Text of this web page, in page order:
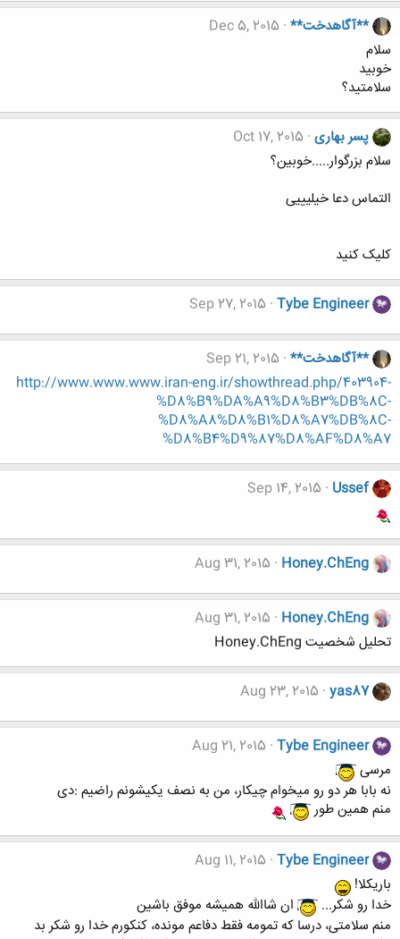
**آگاهدخت** Dec 5, 2015
سلام
خوبید
سلامتید؟
پسر بهاری Oct 17, 2015
سلام بزرگوار.....خوبین؟
التماس دعا خیلیییی
کلیک کنید
Tybe Engineer
Sep 27, 2015
**آگاهدخت** Sep 21, 2015
http://www.www.www.iran-eng.ir/showthread.php/403904-
%D8%B9%DA%A9%D8%B3%DB%8C-
%D8%A8%D8%B1%D8%A7%DB%8C-
%D8%B4%D9%87%D8%AF%D8%A7
Ussef
Sep 14, 2015
Honey.ChEng
Aug 31, 2015
Honey.ChEng
Aug 31, 2015
تحلیل شخصیت Honey.ChEng
yas87
Aug 23, 2015
Tybe Engineer
Aug 21, 2015
مرسی
نه بابا هر دو رو میخوام چیکار، من به نصف یکیشونم راضیم :دی
منم همین طور
Tybe Engineer
Aug 11, 2015
باریکلا!
خدا رو شکر...
ان شاالله همیشه موفق باشین
منم سلامتی، درسا که تمومه فقط دفاعم مونده، کنکورم خدا رو شکر بد